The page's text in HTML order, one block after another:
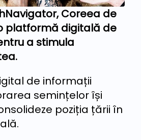
Coreea de
platformă digitală de
a stimula
de informații
semințelor își
poziția țării în